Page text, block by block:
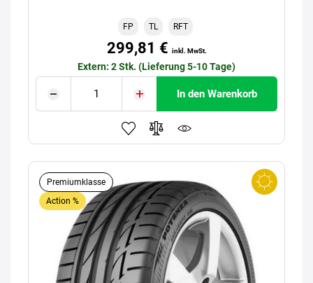
FP TL RFT
299,81 € inkl. MwSt.
Extern: 2 Stk. (Lieferung 5-10 Tage)
In den Warenkorb
Premiumklasse
Action %